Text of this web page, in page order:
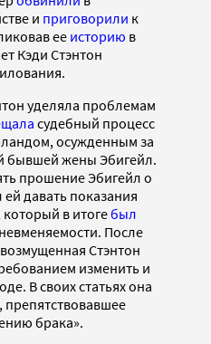
и приговорили к
ееисторию в
Кэди Стэнтон
уделяла проблемам
судебный процесс
осужденным за
бывшей жены Эбигейл.
прошение Эбигейл о
давать показания
в итогебыл
После
Стэнтон
изменить и
В своих статьях она
брака».